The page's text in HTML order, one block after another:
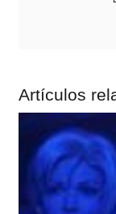
Artículos